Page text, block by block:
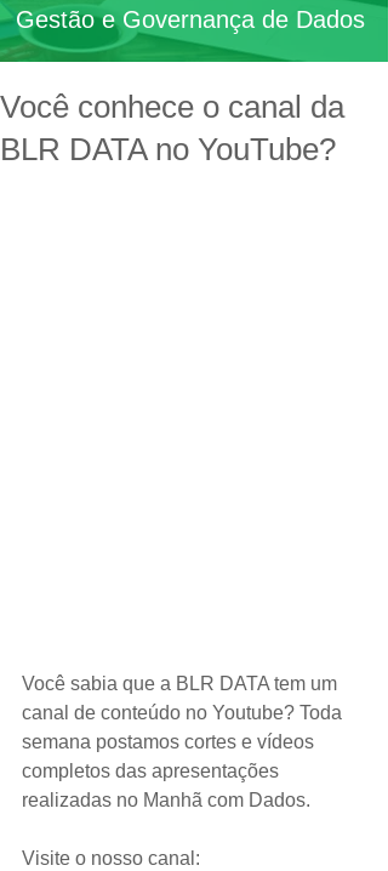
Gestão e Governança de Dados
Você conhece o canal da
BLR DATA no YouTube?
Você sabia que a BLR DATA tem um
canal de conteúdo no Youtube? Toda
semana postamos cortes e vídeos
completos das apresentações
realizadas no Manhã com Dados.
Visite o nosso canal: